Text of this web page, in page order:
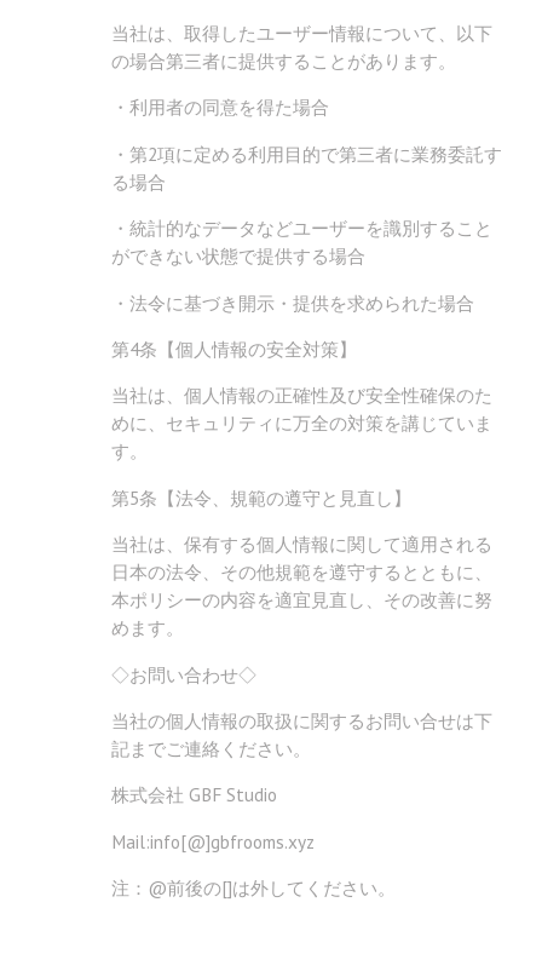
当社は、取得したユーザー情報について、以下
の場合第三者に提供することがあります。
・利用者の同意を得た場合
・第2項に定める利用目的で第三者に業務委託す
る場合
・統計的なデータなどユーザーを識別すること
ができない状態で提供する場合
・法令に基づき開示・提供を求められた場合
第4条【個人情報の安全対策】
当社は、個人情報の正確性及び安全性確保のた
めに、セキュリティに万全の対策を講じていま
す。
第5条【法令、規範の遵守と見直し】
当社は、保有する個人情報に関して適用される
日本の法令、その他規範を遵守するとともに、
本ポリシーの内容を適宜見直し、その改善に努
めます。
◇お問い合わせ◇
当社の個人情報の取扱に関するお問い合せは下
記までご連絡ください。
株式会社 GBF Studio
Mail:info[@]gbfrooms.xyz
注：@前後の[]は外してください。